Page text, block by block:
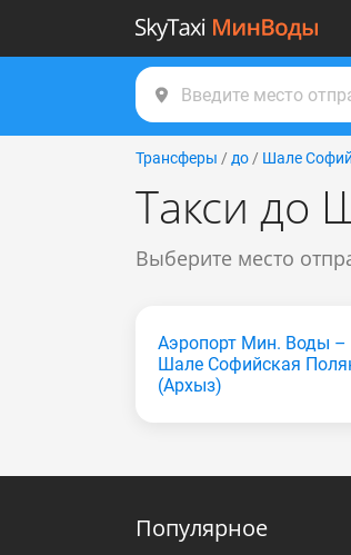
Трансферы / до / Шале
Такси до
Выберите место
Аэропорт Мин. Воды –
Шале Софийская
(Apxыз)
Популярное